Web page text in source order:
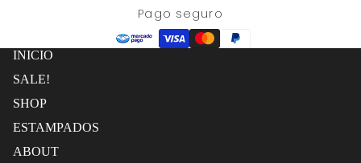
Pago seguro
INICIO
SALE!
SHOP
ESTAMPADOS
ABOUT